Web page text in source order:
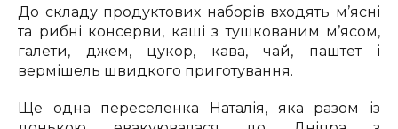
До складу продуктових наборів входять м’ясні
та рибні консерви, каші з тушкованим м’ясом,
галети, джем, цукор, кава, чай, паштет і
вермішель швидкого приготування.
Ще одна переселенка Наталія, яка разом із